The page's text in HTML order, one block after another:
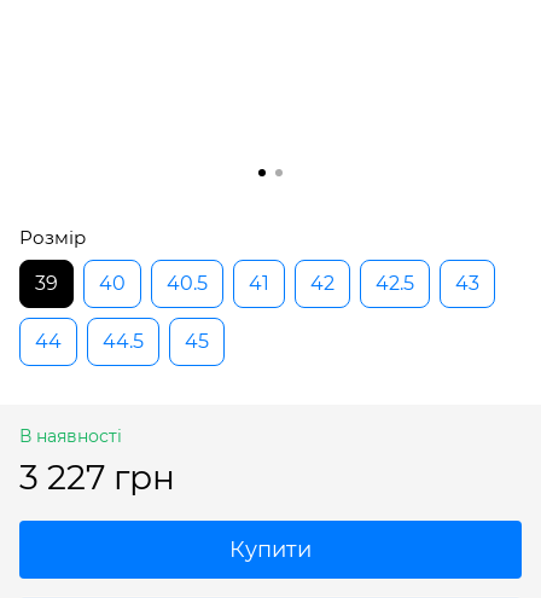
Розмір
39
40 40.5 41 42 42.5 43
44 44.5 45
В наявності
3 227 грн
Купити